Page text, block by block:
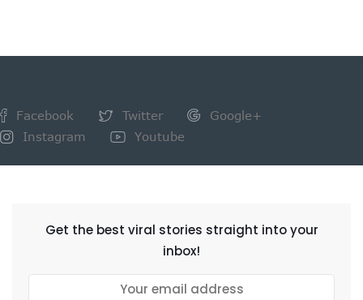
Facebook Twitter
Google+
Instagram
Youtube
Get the best viral stories straight into your
inbox!